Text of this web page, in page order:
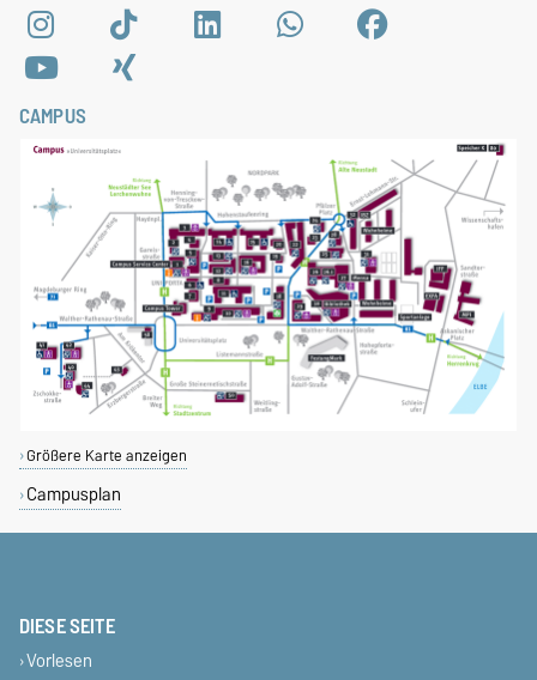
CAMPUS
Größere Karte anzeigen
Campusplan
DIESE SEITE
Vorlesen